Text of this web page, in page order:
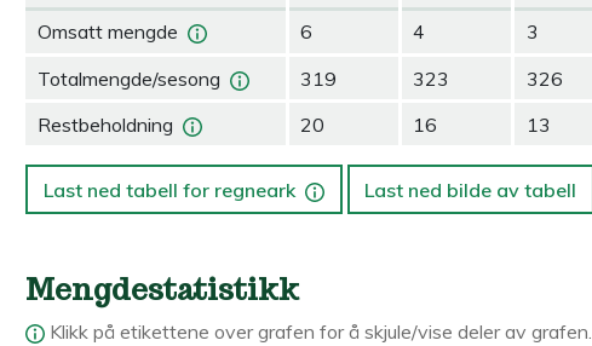
Omsatt mengde
Totalmengde/sesong
Restbeholdning
6
319
20
4
323
16
3
326
13
Last ned tabell for regneark Last ned bilde av tabell
Mengdestatistikk
Klikk på etikettene over grafen for å skjule/vise deler av grafen.